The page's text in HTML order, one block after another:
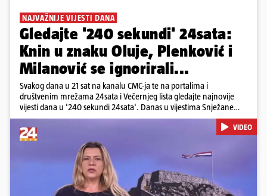
NAJVAŽNIJE VIJESTI DANA
Gledajte '240 sekundi' 24sata:
Knin u znaku Oluje, Plenković i
Milanović se ignorirali...
Svakog dana u 21 sat na kanalu CMC-ja te na portalima i
društvenim mrežama 24sata i Večernjeg lista gledajte najnovije
vijesti dana u '240 sekundi 24sata'. Danas u vijestima Snježane
Krnetić: Hrvatska je obilježila 31. obljetnicu Oluje, a pažnju je
privuklo ignoriranje predsjednika Zorana Milanovića i premijera
Andreja Plenkovića u Kninu. Donosimo i detalje o većim
braniteljskim mirovinama, apelu obitelji Hrvata u komi u Irskoj,
upozorenjima nakon nove tragedije na električnom romobilu te
smanjenju proizvodnje u nuklearnoj elektrani Krško.
VIDEO